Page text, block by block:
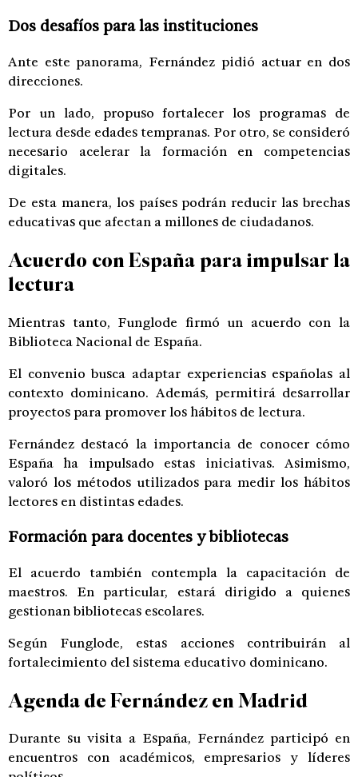
Dos desafíos para las instituciones
Ante este panorama, Fernández pidió actuar en dos
direcciones.
Por un lado, propuso fortalecer los programas de
lectura desde edades tempranas. Por otro, se consideró
necesario acelerar la formación en competencias
digitales.
De esta manera, los países podrán reducir las brechas
educativas que afectan a millones de ciudadanos.
Acuerdo con España para impulsar la
lectura
Mientras tanto, Funglode firmó un acuerdo con la
Biblioteca Nacional de España.
El convenio busca adaptar experiencias españolas al
contexto dominicano. Además, permitirá desarrollar
proyectos para promover los hábitos de lectura.
Fernández destacó la importancia de conocer cómo
España ha impulsado estas iniciativas. Asimismo,
valoró los métodos utilizados para medir los hábitos
lectores en distintas edades.
Formación para docentes y bibliotecas
El acuerdo también contempla la capacitación de
maestros. En particular, estará dirigido a quienes
gestionan bibliotecas escolares.
Según Funglode, estas acciones contribuirán al
fortalecimiento del sistema educativo dominicano.
Agenda de Fernández en Madrid
Durante su visita a España, Fernández participó en
encuentros con académicos, empresarios y líderes